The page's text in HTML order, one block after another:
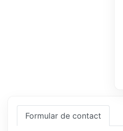
Formular de contact